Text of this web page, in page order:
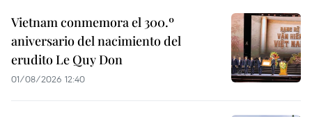
Vietnam conmemora el 300.º
aniversario del nacimiento del
erudito Le Quy Don
01/08/2026 12:40